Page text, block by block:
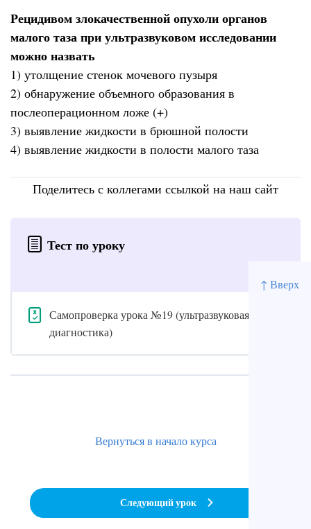
↑ Вверх
Рецидивом злокачественной опухоли органов
малого таза при ультразвуковом исследовании
можно назвать
1) утолщение стенок мочевого пузыря
2) обнаружение объемного образования в
послеоперационном ложе (+)
3) выявление жидкости в брюшной полости
4) выявление жидкости в полости малого таза
Поделитесь с коллегами ссылкой на наш сайт
Тест по уроку
Самопроверка урока №19 (ультразвуковая
диагностика)
Вернуться в начало курса
Следующий урок